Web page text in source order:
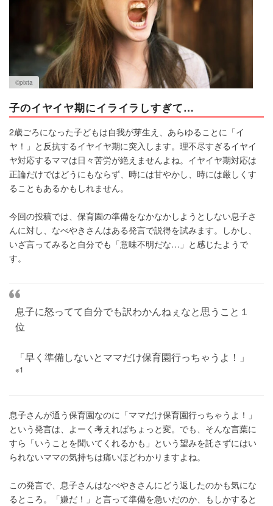
©︎pixta
子のイヤイヤ期にイライラしすぎて…
2歳ごろになった子どもは自我が芽生え、あらゆることに「イ
ヤ！」と反抗するイヤイヤ期に突入します。理不尽すぎるイヤイ
ヤ対応するママは日々苦労が絶えませんよね。イヤイヤ期対応は
正論だけではどうにもならず、時には甘やかし、時には厳しくす
ることもあるかもしれません。
今回の投稿では、保育園の準備をなかなかしようとしない息子さ
んに対し、なべやきさんはある発言で説得を試みます。しかし、
いざ言ってみると自分でも「意味不明だな…」と感じたようで
す。
息子に怒ってて自分でも訳わかんねぇなと思うこと１
位
「早く準備しないとママだけ保育園行っちゃうよ！」
※1
息子さんが通う保育園なのに「ママだけ保育園行っちゃうよ！」
という発言は、よーく考えればちょっと変。でも、そんな言葉に
すら「いうことを聞いてくれるかも」という望みを託さずにはい
られないママの気持ちは痛いほどわかりますよね。
この発言で、息子さんはなべやきさんにどう返したのかも気にな
るところ。「嫌だ！」と言って準備を急いだのか、もしかすると